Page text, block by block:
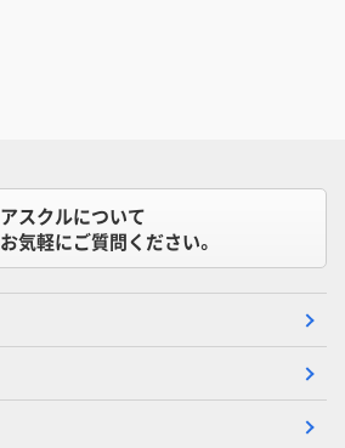
アスクルについて
お気軽にご質問ください。